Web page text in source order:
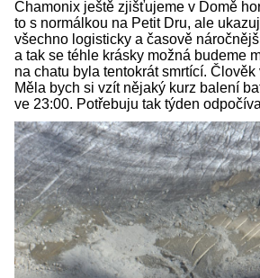
Chamonix ještě zjišťujeme v Domě
to s normálkou na Petit Dru, ale
všechno logisticky a časově
a tak se téhle krásky možná budeme
na chatu byla tentokrát smrtící.
Měla bych si vzít nějaký kurz balení
ve 23:00. Potřebuju tak týden